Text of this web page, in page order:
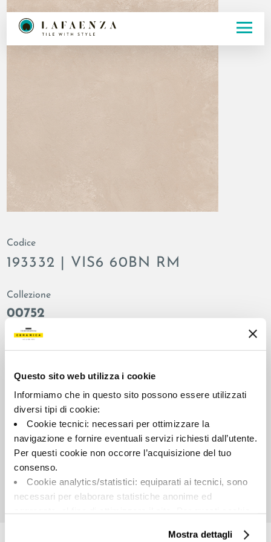
Questo sito web utilizza i cookie
Informiamo che in questo sito possono essere utilizzati
diversi tipi di cookie:
Cookie tecnici: necessari per ottimizzare la
navigazione e fornire eventuali servizi richiesti dall’utente.
Per questi cookie non occorre l’acquisizione del tuo
consenso.
Cookie analytics/statistici: equiparati ai tecnici, sono
necessari per elaborare statistiche anonime ed
Cookie di profilazione/marketing: sono utilizzati, solo
Mostra dettagli
Codice
193332 | VIS6 60BN RM
Collezione
00752
Colore:
Bone
Fondo
Formato:
60.0x60.0
naturale
opaco
Stonalizzazione:
Unità di misura:
MQ